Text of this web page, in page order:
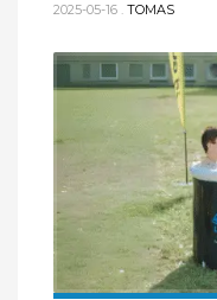
2025-05-16 . TOMAS